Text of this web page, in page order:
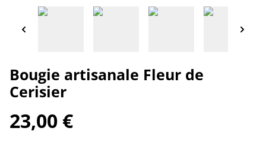
Bougie artisanale Fleur de
Cerisier
23,00 €